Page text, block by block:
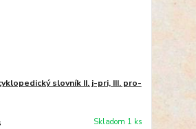
slovník II. j-pri, III. pro-
Skladom 1 ks